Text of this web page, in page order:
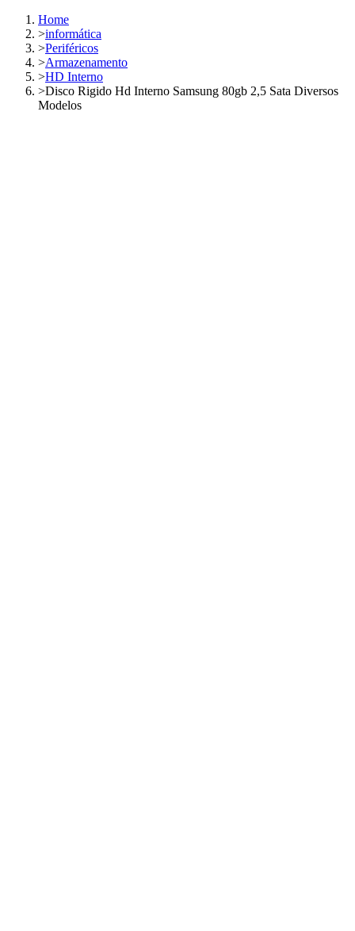
Home
>informática
>Periféricos
>Armazenamento
>HD Interno
>Disco Rigido Hd Interno Samsung 80gb 2,5 Sata Diversos
Modelos